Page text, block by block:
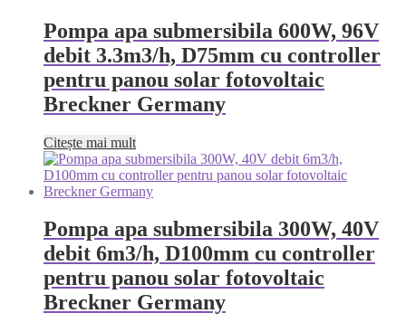
Pompa apa submersibila 600W, 96V
debit 3.3m3/h, D75mm cu controller
pentru panou solar fotovoltaic
Breckner Germany
Citește mai mult
Pompa apa submersibila 300W, 40V
debit 6m3/h, D100mm cu controller
pentru panou solar fotovoltaic
Breckner Germany